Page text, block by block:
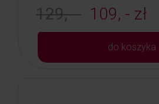
129, - 109, - zł
do koszyka